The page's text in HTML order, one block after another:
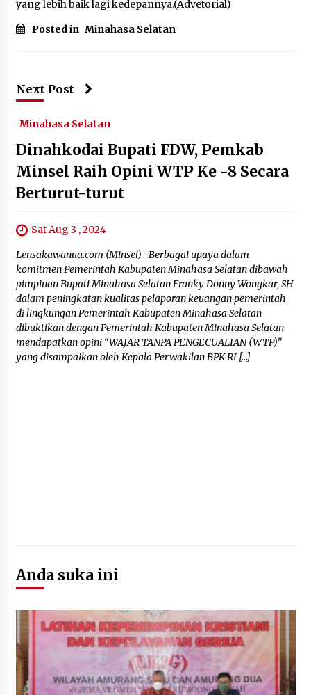
yang lebih baik lagi kedepannya.(Advetorial)
Posted in Minahasa Selatan
Next Post
Minahasa Selatan
Dinahkodai Bupati FDW, Pemkab
Minsel Raih Opini WTP Ke -8 Secara
Berturut-turut
Sat Aug 3 , 2024
Lensakawanua.com (Minsel) -Berbagai upaya dalam
komitmen Pemerintah Kabupaten Minahasa Selatan dibawah
pimpinan Bupati Minahasa Selatan Franky Donny Wongkar, SH
dalam peningkatan kualitas pelaporan keuangan pemerintah
di lingkungan Pemerintah Kabupaten Minahasa Selatan
dibuktikan dengan Pemerintah Kabupaten Minahasa Selatan
mendapatkan opini “WAJAR TANPA PENGECUALIAN (WTP)”
yang disampaikan oleh Kepala Perwakilan BPK RI […]
Anda suka ini